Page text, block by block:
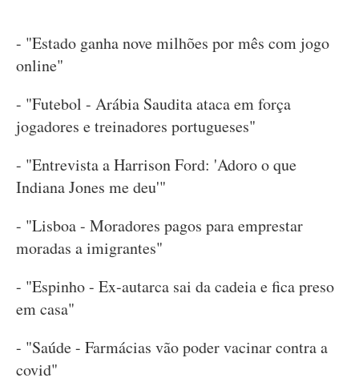
- "Estado ganha nove milhões por mês com jogo
online"
- "Futebol - Arábia Saudita ataca em força
jogadores e treinadores portugueses"
- "Entrevista a Harrison Ford: 'Adoro o que
Indiana Jones me deu'"
- "Lisboa - Moradores pagos para emprestar
moradas a imigrantes"
- "Espinho - Ex-autarca sai da cadeia e fica preso
em casa"
- "Saúde - Farmácias vão poder vacinar contra a
covid"